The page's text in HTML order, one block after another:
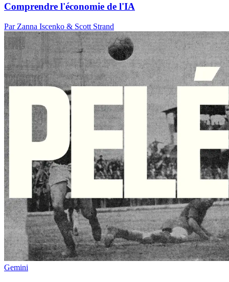
Comprendre l'économie de l'IA
Par Zanna Iscenko & Scott Strand
Gemini